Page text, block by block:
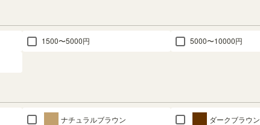
1500〜5000円 5000〜10000円
ナチュラルブラウン ダークブラウン